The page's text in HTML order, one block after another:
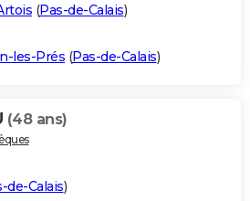
(Pas-de-Calais)
les-Prés (Pas-de-Calais)
(48 ans)
de-Calais)